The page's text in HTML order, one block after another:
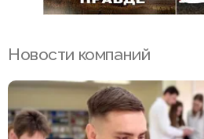
Новости компаний